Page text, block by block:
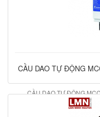
CẦU DAO TỰ ĐỘNG
CẦU DAO TỰ ĐỘNG